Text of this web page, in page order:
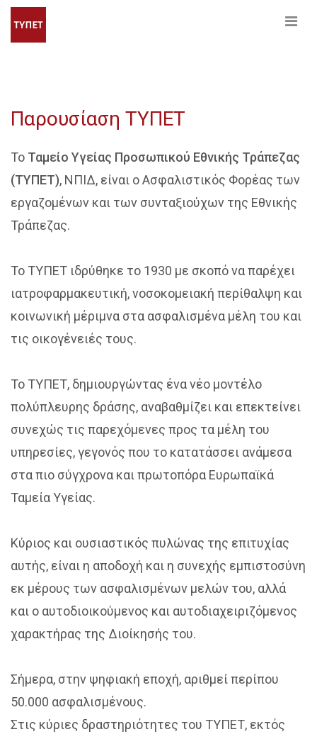
Παρουσίαση ΤΥΠΕΤ
Το Ταμείο Υγείας Προσωπικού Εθνικής Τράπεζας
(ΤΥΠΕΤ), ΝΠΙΔ, είναι ο Ασφαλιστικός Φορέας των
εργαζομένων και των συνταξιούχων της Εθνικής
Τράπεζας.
Το ΤΥΠΕΤ ιδρύθηκε το 1930 με σκοπό να παρέχει
ιατροφαρμακευτική, νοσοκομειακή περίθαλψη και
κοινωνική μέριμνα στα ασφαλισμένα μέλη του και
τις οικογένειές τους.
Το ΤΥΠΕΤ, δημιουργώντας ένα νέο μοντέλο
πολύπλευρης δράσης, αναβαθμίζει και επεκτείνει
συνεχώς τις παρεχόμενες προς τα μέλη του
υπηρεσίες, γεγονός που το κατατάσσει ανάμεσα
στα πιο σύγχρονα και πρωτοπόρα Ευρωπαϊκά
Ταμεία Υγείας.
Κύριος και ουσιαστικός πυλώνας της επιτυχίας
αυτής, είναι η αποδοχή και η συνεχής εμπιστοσύνη
εκ μέρους των ασφαλισμένων μελών του, αλλά
και ο αυτοδιοικούμενος και αυτοδιαχειριζόμενος
χαρακτήρας της Διοίκησής του.
Σήμερα, στην ψηφιακή εποχή, αριθμεί περίπου
50.000 ασφαλισμένους.
Στις κύριες δραστηριότητες του ΤΥΠΕΤ, εκτός